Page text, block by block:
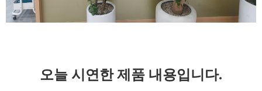
오늘 시연한 제품 내용입니다.